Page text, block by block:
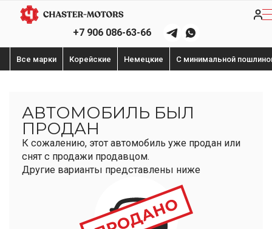
+7 906 086-63-66
Все марки Корейские Немецкие С минимальной
АВТОМОБИЛЬ БЫЛ
ПРОДАН
К сожалению, этот автомобиль уже продан или
снят с продажи продавцом.
Другие варианты представлены ниже